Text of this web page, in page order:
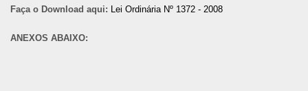
Faça o Download aqui: Lei Ordinária Nº 1372 - 2008
ANEXOS ABAIXO: